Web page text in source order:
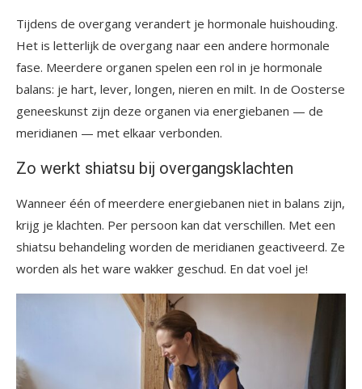
Tijdens de overgang verandert je hormonale huishouding.
Het is letterlijk de overgang naar een andere hormonale
fase. Meerdere organen spelen een rol in je hormonale
balans: je hart, lever, longen, nieren en milt. In de Oosterse
geneeskunst zijn deze organen via energiebanen — de
meridianen — met elkaar verbonden.
Zo werkt shiatsu bij overgangsklachten
Wanneer één of meerdere energiebanen niet in balans zijn,
krijg je klachten. Per persoon kan dat verschillen. Met een
shiatsu behandeling worden de meridianen geactiveerd. Ze
worden als het ware wakker geschud. En dat voel je!